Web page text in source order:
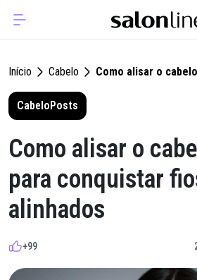
Início Cabelo
Como alisar o
conquistar fios
CabeloPosts
Como alisar o
para conquistar
alinhados
+99